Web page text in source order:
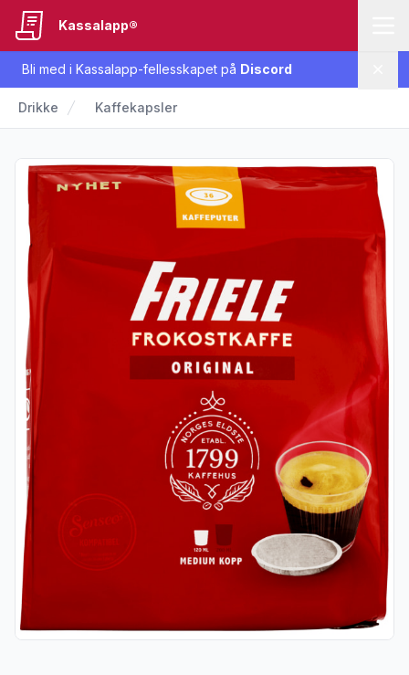
Bli med i Kassalapp-fellesskapet på Discord
Kassalapp®
Drikke Kaffekapsler